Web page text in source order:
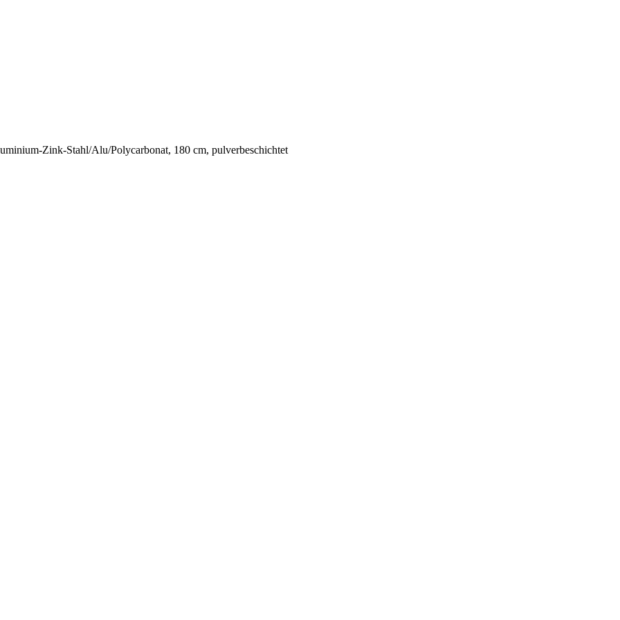
Zink-Stahl/Alu/Polycarbonat, 180 cm, pulverbeschichtet